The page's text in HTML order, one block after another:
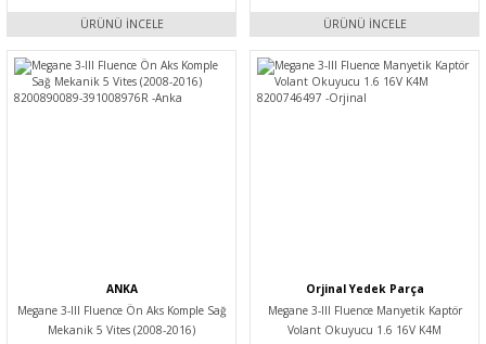
ÜRÜNÜ İNCELE
ÜRÜNÜ İNCELE
ANKA
Megane 3-III Fluence Ön Aks Komple Sağ
Mekanik 5 Vites (2008-2016)
Orjinal Yedek Parça
Megane 3-III Fluence Manyetik Kaptör
Volant Okuyucu 1.6 16V K4M